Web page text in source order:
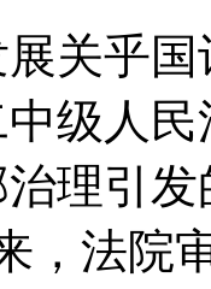
乎国
级人
理引
，法院